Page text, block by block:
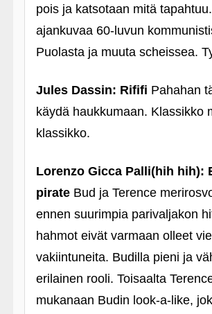
pois ja katsotaan mitä
ajankuvaa 60-luvun
Puolasta ja muuta scheissea.
Jules Dassin: Rififi Pahahan
käydä haukkumaan. Klassikko
klassikko.
Lorenzo Gicca Palli(hih hih):
pirateBud ja Terence
ennen suurimpia parivaljakon
hahmot eivät varmaan olleet
vakiintuneita. Budilla pieni ja
erilainen rooli. Toisaalta
mukanaan Budin look-a-like,